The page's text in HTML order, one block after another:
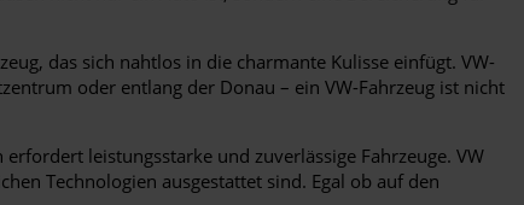
das sich nahtlos in die charmante Kulisse einfügt. VW-
oder entlang der Donau – ein VW-Fahrzeug ist nicht
leistungsstarke und zuverlässige Fahrzeuge. VW
Technologien ausgestattet sind. Egal ob auf den